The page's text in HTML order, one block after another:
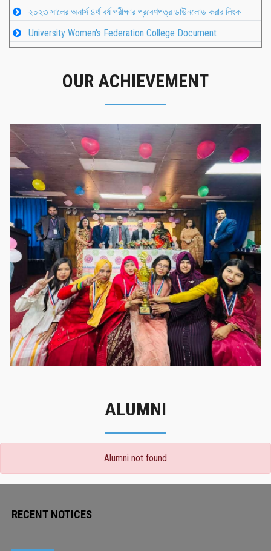
২০২৩ সালের অনার্স ৪র্থ বর্ষ পরীক্ষার প্রবেশপত্র ডাউনলোড করার লিংক
University Women's Federation College Document
OUR ACHIEVEMENT
গৌরবের মুহূর্ত
গৌরবের মুহূর্ত
ALUMNI
Alumni not found
RECENT NOTICES